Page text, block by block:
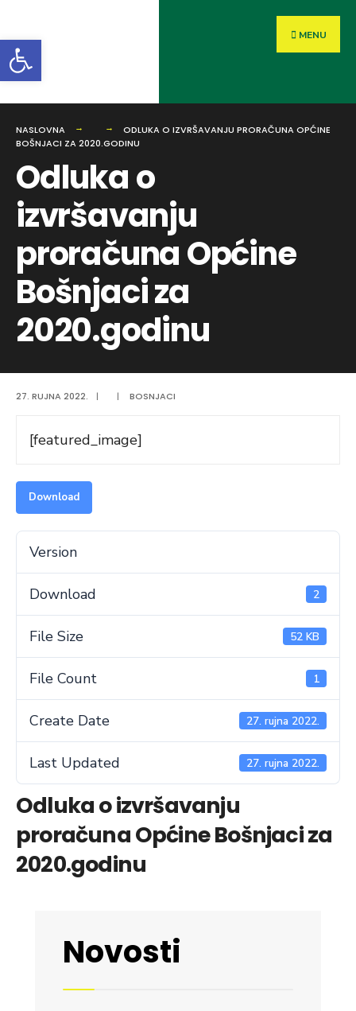
MENU
NASLOVNA
ODLUKA O IZVRŠAVANJU PRORAČUNA OPĆINE
BOŠNJACI ZA 2020.GODINU
Odluka o
izvršavanju
proračuna Općine
Bošnjaci za
2020.godinu
27. RUJNA 2022. | | BOSNJACI
[featured_image]
Download
Version
Download 2
File Size 52 KB
File Count 1
Create Date 27. rujna 2022.
Last Updated 27. rujna 2022.
Odluka o izvršavanju
proračuna Općine Bošnjaci za
2020.godinu
Novosti
Open toolbar